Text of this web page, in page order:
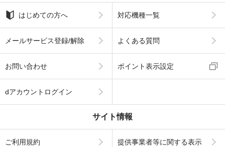
はじめての方へ 対応機種一覧
メールサービス登録/解除 よくある質問
お問い合わせ ポイント表示設定
dアカウントログイン
サイト情報
ご利用規約 提供事業者等に関する表示